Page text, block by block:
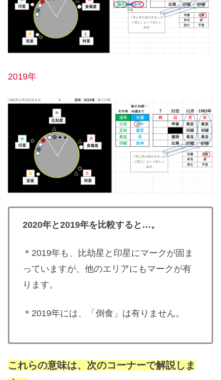
2019年
2020年と2019年を比較すると…。
＊2019年も、比劫星と印星にマークが固ま
っていますが、他のエリアにもマークが有
ります。
＊2019年には、「倒食」は有りません。
これらの意味は、次のコーナーで解説しま